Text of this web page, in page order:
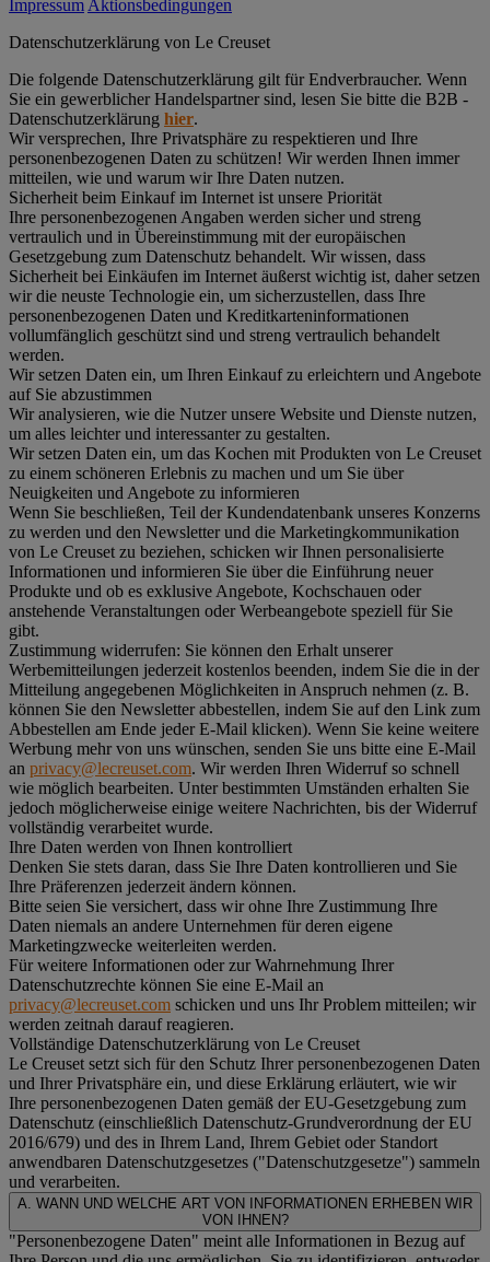
Impressum Aktionsbedingungen
Datenschutz­erklärung von Le Creuset
Die folgende Datenschutzerklärung gilt für Endverbraucher. Wenn
Sie ein gewerblicher Handelspartner sind, lesen Sie bitte die B2B -
Datenschutzerklärung hier.
Wir versprechen, Ihre Privatsphäre zu respektieren und Ihre
personenbezogenen Daten zu schützen! Wir werden Ihnen immer
mitteilen, wie und warum wir Ihre Daten nutzen.
Sicherheit beim Einkauf im Internet ist unsere Priorität
Ihre personenbezogenen Angaben werden sicher und streng
vertraulich und in Übereinstimmung mit der europäischen
Gesetzgebung zum Datenschutz behandelt. Wir wissen, dass
Sicherheit bei Einkäufen im Internet äußerst wichtig ist, daher setzen
wir die neuste Technologie ein, um sicherzustellen, dass Ihre
personenbezogenen Daten und Kreditkarteninformationen
vollumfänglich geschützt sind und streng vertraulich behandelt
werden.
Wir setzen Daten ein, um Ihren Einkauf zu erleichtern und Angebote
auf Sie abzustimmen
Wir analysieren, wie die Nutzer unsere Website und Dienste nutzen,
um alles leichter und interessanter zu gestalten.
Wir setzen Daten ein, um das Kochen mit Produkten von Le Creuset
zu einem schöneren Erlebnis zu machen und um Sie über
Neuigkeiten und Angebote zu informieren
Wenn Sie beschließen, Teil der Kundendatenbank unseres Konzerns
zu werden und den Newsletter und die Marketingkommunikation
von Le Creuset zu beziehen, schicken wir Ihnen personalisierte
Informationen und informieren Sie über die Einführung neuer
Produkte und ob es exklusive Angebote, Kochschauen oder
anstehende Veranstaltungen oder Werbeangebote speziell für Sie
gibt.
Zustimmung widerrufen: Sie können den Erhalt unserer
Werbemitteilungen jederzeit kostenlos beenden, indem Sie die in der
Mitteilung angegebenen Möglichkeiten in Anspruch nehmen (z. B.
können Sie den Newsletter abbestellen, indem Sie auf den Link zum
Abbestellen am Ende jeder E-Mail klicken). Wenn Sie keine weitere
Werbung mehr von uns wünschen, senden Sie uns bitte eine E-Mail
an privacy@lecreuset.com. Wir werden Ihren Widerruf so schnell
wie möglich bearbeiten. Unter bestimmten Umständen erhalten Sie
jedoch möglicherweise einige weitere Nachrichten, bis der Widerruf
vollständig verarbeitet wurde.
Ihre Daten werden von Ihnen kontrolliert
Denken Sie stets daran, dass Sie Ihre Daten kontrollieren und Sie
Ihre Präferenzen jederzeit ändern können.
Bitte seien Sie versichert, dass wir ohne Ihre Zustimmung Ihre
Daten niemals an andere Unternehmen für deren eigene
Marketingzwecke weiterleiten werden.
Für weitere Informationen oder zur Wahrnehmung Ihrer
Datenschutzrechte können Sie eine E-Mail an
privacy@lecreuset.com schicken und uns Ihr Problem mitteilen; wir
werden zeitnah darauf reagieren.
Vollständige Datenschutzerklärung von Le Creuset
Le Creuset setzt sich für den Schutz Ihrer personenbezogenen Daten
und Ihrer Privatsphäre ein, und diese Erklärung erläutert, wie wir
Ihre personenbezogenen Daten gemäß der EU-Gesetzgebung zum
Datenschutz (einschließlich Datenschutz-Grundverordnung der EU
2016/679) und des in Ihrem Land, Ihrem Gebiet oder Standort
anwendbaren Datenschutzgesetzes ("Datenschutzgesetze") sammeln
und verarbeiten.
A. WANN UND WELCHE ART VON INFORMATIONEN ERHEBEN WIR
VON IHNEN?
"Personenbezogene Daten" meint alle Informationen in Bezug auf